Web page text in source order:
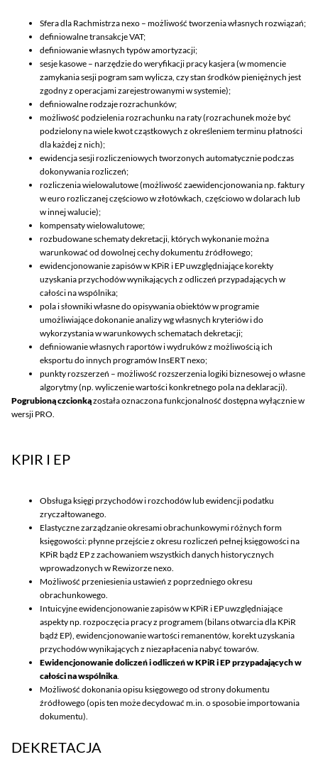
Sfera dla Rachmistrza nexo – możliwość tworzenia własnych rozwiązań;
definiowalne transakcje VAT;
definiowanie własnych typów amortyzacji;
sesje kasowe – narzędzie do weryfikacji pracy kasjera (w momencie
zamykania sesji pogram sam wylicza, czy stan środków pieniężnych jest
zgodny z operacjami zarejestrowanymi w systemie);
definiowalne rodzaje rozrachunków;
możliwość podzielenia rozrachunku na raty (rozrachunek może być
podzielony na wiele kwot cząstkowych z określeniem terminu płatności
dla każdej z nich);
ewidencja sesji rozliczeniowych tworzonych automatycznie podczas
dokonywania rozliczeń;
rozliczenia wielowalutowe (możliwość zaewidencjonowania np. faktury
w euro rozliczanej częściowo w złotówkach, częściowo w dolarach lub
w innej walucie);
kompensaty wielowalutowe;
rozbudowane schematy dekretacji, których wykonanie można
warunkować od dowolnej cechy dokumentu źródłowego;
ewidencjonowanie zapisów w KPiR i EP uwzględniające korekty
uzyskania przychodów wynikających z odliczeń przypadających w
całości na wspólnika;
pola i słowniki własne do opisywania obiektów w programie
umożliwiające dokonanie analizy wg własnych kryteriów i do
wykorzystania w warunkowych schematach dekretacji;
definiowanie własnych raportów i wydruków z możliwością ich
eksportu do innych programów InsERT nexo;
punkty rozszerzeń – możliwość rozszerzenia logiki biznesowej o własne
algorytmy (np. wyliczenie wartości konkretnego pola na deklaracji).
Pogrubioną czcionkązostała oznaczona funkcjonalność dostępna wyłącznie w
wersji PRO.
KPIR I EP
Obsługa księgi przychodów i rozchodów lub ewidencji podatku
zryczałtowanego.
Elastyczne zarządzanie okresami obrachunkowymi różnych form
księgowości: płynne przejście z okresu rozliczeń pełnej księgowości na
KPiR bądź EP z zachowaniem wszystkich danych historycznych
wprowadzonych w Rewizorze nexo.
Możliwość przeniesienia ustawień z poprzedniego okresu
obrachunkowego.
Intuicyjne ewidencjonowanie zapisów w KPiR i EP uwzględniające
aspekty np. rozpoczęcia pracy z programem (bilans otwarcia dla KPiR
bądź EP), ewidencjonowanie wartości remanentów, korekt uzyskania
przychodów wynikających z niezapłacenia nabyć towarów.
Ewidencjonowanie doliczeń i odliczeń w KPiR i EP przypadających w
całości na wspólnika.
Możliwość dokonania opisu księgowego od strony dokumentu
źródłowego (opis ten może decydować m.in. o sposobie importowania
dokumentu).
DEKRETACJA